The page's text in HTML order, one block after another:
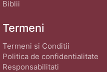
Biblii
Termeni
Termeni si Conditii
Politica de confidentialitate
Responsabilitati